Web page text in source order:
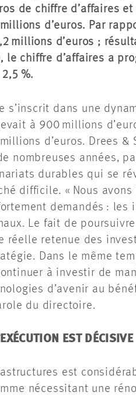
de chiffre d’affaires
d’euros. Par
millions d’euros ;
le chiffre d’affaires a
%.
s’inscrit dans une
à 900 millions
d’euros. Drees &
nombreuses années,
durables qui se
difficile. « Nous
demandés : les
Le fait de
réelle retenue des
Dans le même
à investir de
d’avenir au
du directoire.
EST DÉCISIVE
est
nécessitant une